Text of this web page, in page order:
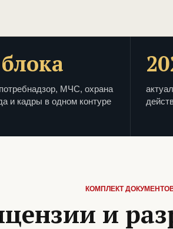
МЧС, охрана
и кадры в одном контуре
КОМПЛЕКТ
и